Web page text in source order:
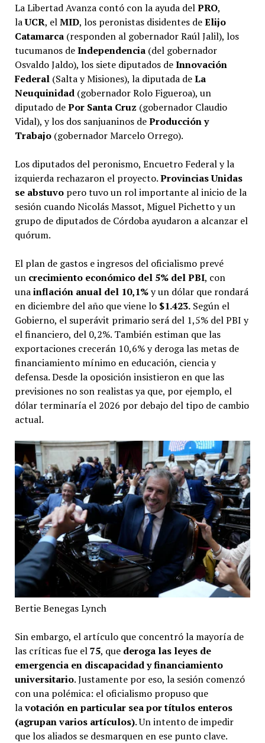
La Libertad Avanza contó con la ayuda delPRO,
laUCR, elMID, los peronistas disidentes deElijo
Catamarca(responden al gobernador Raúl Jalil), los
tucumanos deIndependencia(del gobernador
Osvaldo Jaldo), los siete diputados deInnovación
Federal(Salta y Misiones), la diputada deLa
Neuquinidad(gobernador Rolo Figueroa), un
diputado dePor Santa Cruz (gobernador Claudio
Vidal), y los dos sanjuaninos deProducción y
Trabajo(gobernador Marcelo Orrego).
Los diputados del peronismo, Encuetro Federal y la
izquierda rechazaron el proyecto.Provincias Unidas
se abstuvo pero tuvo un rol importante al inicio de la
sesión cuando Nicolás Massot, Miguel Pichetto y un
grupo de diputados de Córdoba ayudaron a alcanzar el
quórum.
El plan de gastos e ingresos del oficialismo prevé
un crecimiento económico del 5% del PBI, con
unainflación anual del 10,1%y un dólar que rondará
en diciembre del año que viene lo $1.423.Según el
Gobierno, el superávit primario será del 1,5% del PBI y
el financiero, del 0,2%. También estiman que las
exportaciones crecerán 10,6% y deroga las metas de
financiamiento mínimo en educación, ciencia y
defensa. Desde la oposición insistieron en que las
previsiones no son realistas ya que, por ejemplo, el
dólar terminaría el 2026 por debajo del tipo de cambio
actual.
Bertie Benegas Lynch
Sin embargo, el artículo que concentró la mayoría de
las críticas fue el75, que deroga las leyes de
emergencia en discapacidad y financiamiento
universitario. Justamente por eso, la sesión comenzó
con una polémica: el oficialismo propuso que
lavotación en particular sea por títulos enteros
(agrupan varios artículos). Un intento de impedir
que los aliados se desmarquen en ese punto clave.